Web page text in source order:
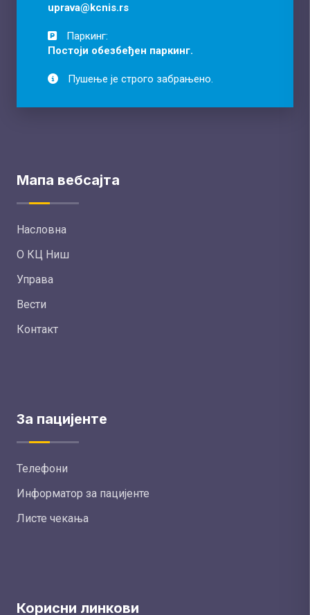
uprava@kcnis.rs
Паркинг:
Постоји обезбеђен паркинг.
Пушење је строго забрањено.
Мапа вебсајта
Насловна
О КЦ Ниш
Управа
Вести
Контакт
За пацијенте
Телефони
Информатор за пацијенте
Листе чекања
Корисни линкови